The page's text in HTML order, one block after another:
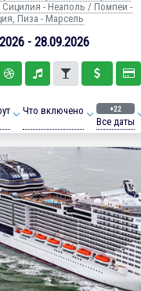
Сицилия - Неаполь / Помпеи -
Пиза - Марсель
- 28.09.2026
Что включено +22
Все даты